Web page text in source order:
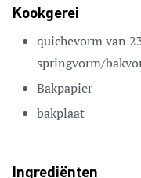
Kookgerei
quichevorm van
springvorm/
Bakpapier
bakplaat
Ingrediënten